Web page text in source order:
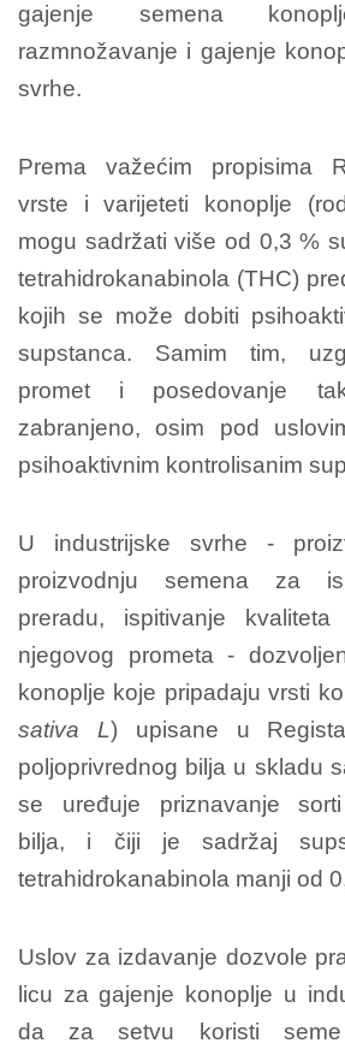
gajenje semena
razmnožavanje i gajenje
svrhe.
Prema važećim propisima
vrste i varijeteti konoplje
mogu sadržati više od 0,3 %
tetrahidrokanabinola (THC)
kojih se može dobiti
supstanca. Samim tim,
promet i posedovanje
zabranjeno, osim pod
psihoaktivnim kontrolisanim
U industrijske svrhe -
proizvodnju semena za
preradu, ispitivanje
njegovog prometa -
konoplje koje pripadaju vrsti
sativa L) upisane u
poljoprivrednog bilja u skladu
se uređuje priznavanje sorti
bilja, i čiji je sadržaj
tetrahidrokanabinola manji od
Uslov za izdavanje dozvole
licu za gajenje konoplje u
da za setvu koristi